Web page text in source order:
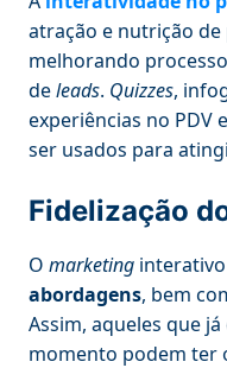
atração e nutrição
melhorando
deleads. Quizzes,
experiências no PDV
ser usados para
Fidelização
O marketing
abordagens, bem
Assim, aqueles que
momento podem ter